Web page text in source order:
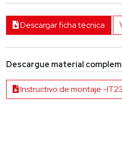
Descargar ficha técnica
Descargue material
Instructivo de montaje -